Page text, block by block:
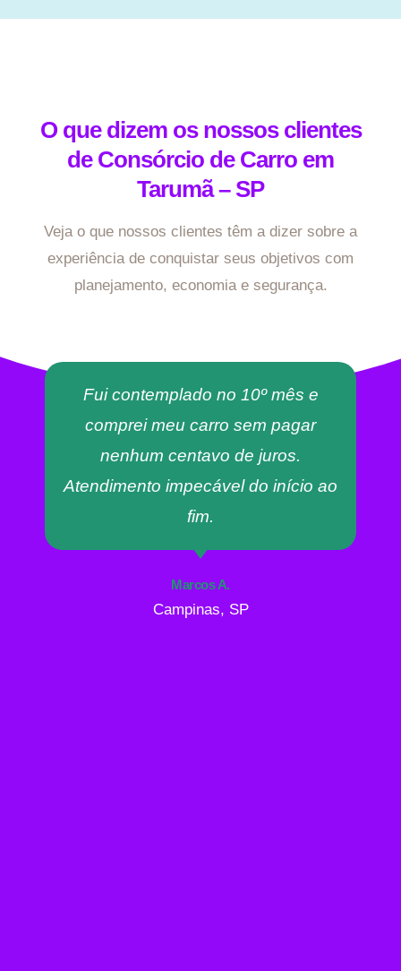
O que dizem os nossos clientes
de Consórcio de Carro em
Tarumã – SP
Veja o que nossos clientes têm a dizer sobre a
experiência de conquistar seus objetivos com
planejamento, economia e segurança.
Fui contemplado no 10º mês e
comprei meu carro sem pagar
nenhum centavo de juros.
Atendimento impecável do início ao
fim.
Marcos A.
Campinas, SP